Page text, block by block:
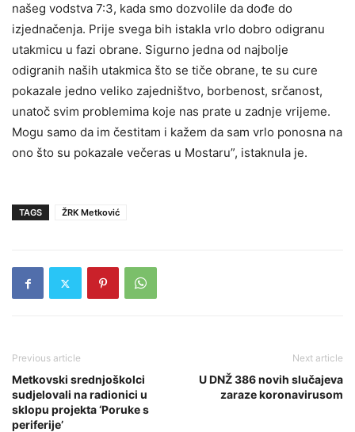
našeg vodstva 7:3, kada smo dozvolile da dođe do
izjednačenja. Prije svega bih istakla vrlo dobro odigranu
utakmicu u fazi obrane. Sigurno jedna od najbolje
odigranih naših utakmica što se tiče obrane, te su cure
pokazale jedno veliko zajedništvo, borbenost, srčanost,
unatoč svim problemima koje nas prate u zadnje vrijeme.
Mogu samo da im čestitam i kažem da sam vrlo ponosna na
ono što su pokazale večeras u Mostaru”, istaknula je.
TAGS ŽRK Metković
Previous article
Metkovski srednjoškolci
sudjelovali na radionici u
sklopu projekta ‘Poruke s
periferije’
Next article
U DNŽ 386 novih slučajeva
zaraze koronavirusom